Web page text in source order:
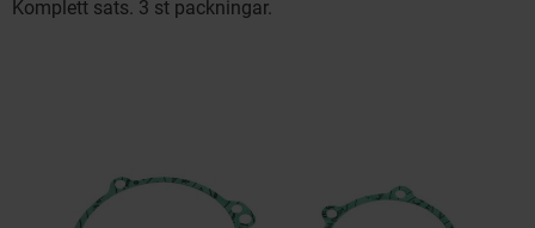
Montage/Arbetshandsk
e Hanvo PE304 1 par
Komplett sats. 3 st packningar.